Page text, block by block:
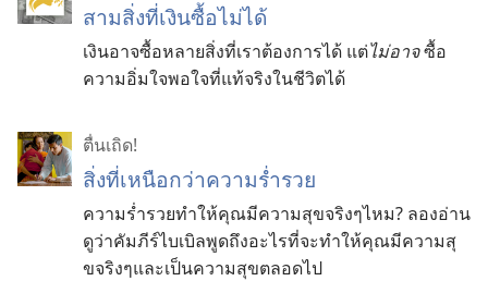
สามสิ่งที่เงินซื้อไม่ได้
เงินอาจซื้อหลายสิ่งที่เราต้องการได้ แต่ไม่อาจซื้อ
ความอิ่มใจพอใจที่แท้จริงในชีวิตได้
ตื่นเถิด!
สิ่งที่เหนือกว่าความร่ำรวย
ความร่ำรวยทำให้คุณมีความสุขจริงๆไหม? ลองอ่าน
ดูว่าคัมภีร์ไบเบิลพูดถึงอะไรที่จะทำให้คุณมีความสุ
ขจริงๆและเป็นความสุขตลอดไป